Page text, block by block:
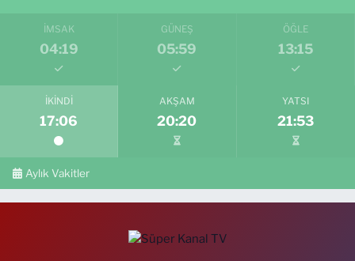
İMSAK
04:19
GÜNEŞ
05:59
ÖĞLE
13:15
İKINDI
17:06
AKŞAM
20:20
YATSI
21:53
Aylık Vakitler